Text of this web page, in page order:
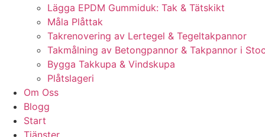
Lägga EPDM Gummiduk: Tak & Tätskikt
Måla Plåttak
Takrenovering av Lertegel & Tegeltakpannor
Takmålning av Betongpannor & Takpannor i
Bygga Takkupa & Vindskupa
Plåtslageri
Om Oss
Blogg
Start
Tjänster